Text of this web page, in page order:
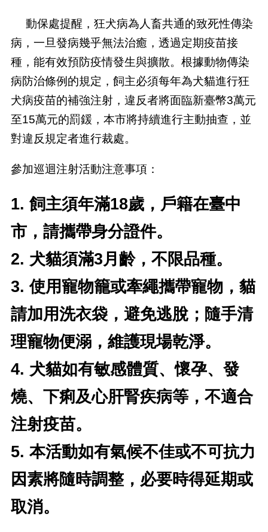
動保處提醒，狂犬病為人畜共通的致死性傳染
病，一旦發病幾乎無法治癒，透過定期疫苗接
種，能有效預防疫情發生與擴散。根據動物傳染
病防治條例的規定，飼主必須每年為犬貓進行狂
犬病疫苗的補強注射，違反者將面臨新臺幣3萬元
至15萬元的罰鍰，本市將持續進行主動抽查，並
對違反規定者進行裁處。
參加巡迴注射活動注意事項：
1. 飼主須年滿18歲，戶籍在臺中
市，請攜帶身分證件。
2. 犬貓須滿3月齡，不限品種。
3. 使用寵物籠或牽繩攜帶寵物，貓
請加用洗衣袋，避免逃脫；隨手清
理寵物便溺，維護現場乾淨。
4. 犬貓如有敏感體質、懷孕、發
燒、下痢及心肝腎疾病等，不適合
注射疫苗。
5. 本活動如有氣候不佳或不可抗力
因素將隨時調整，必要時得延期或
取消。